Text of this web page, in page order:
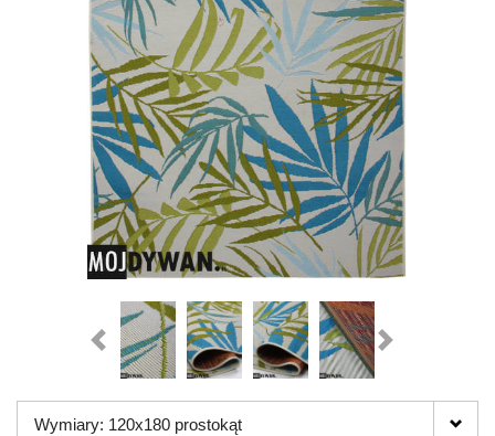
Wymiary: 120x180 prostokąt